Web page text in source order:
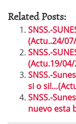
Related Posts:
SNSS.-
(Actu..24/
SNSS.-
(Actu.19/
SNSS.-
si o
SNSS.-
nuevo esta